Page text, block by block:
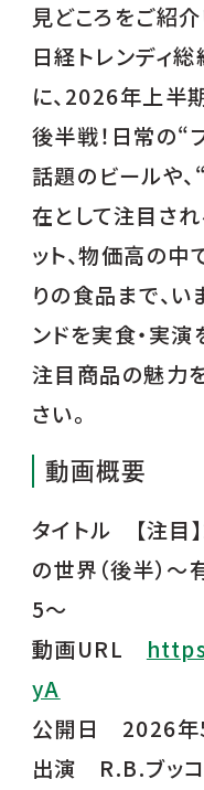
見どころをご紹介
日経トレンディ
に、2026年上半
後半戦！日常の“
話題のビールや
在として注目さ
ット、物価高の
りの食品まで、
ンドを実食・実演
注目商品の魅力
さい。
動画概要
タイトル 【注目
の世界（後半）
5～
動画URL
yA
公開日 2026年
出演 R.B.ブッコ